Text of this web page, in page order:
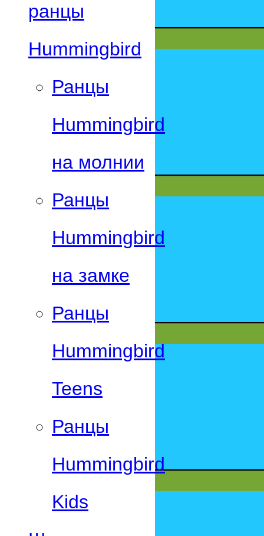
ранцы
Hummingbird
Ранцы
Hummingbird
на молнии
Ранцы
Hummingbird
на замке
Ранцы
Hummingbird
Teens
Ранцы
Hummingbird
Kids